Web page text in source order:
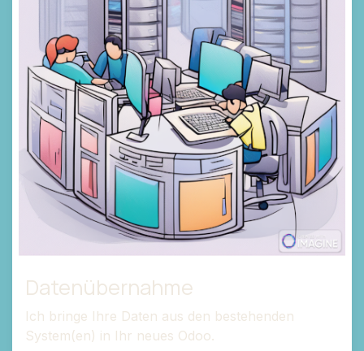
Datenübernahme
Ich bringe Ihre Daten aus den bestehenden
System(en) in Ihr neues Odoo.